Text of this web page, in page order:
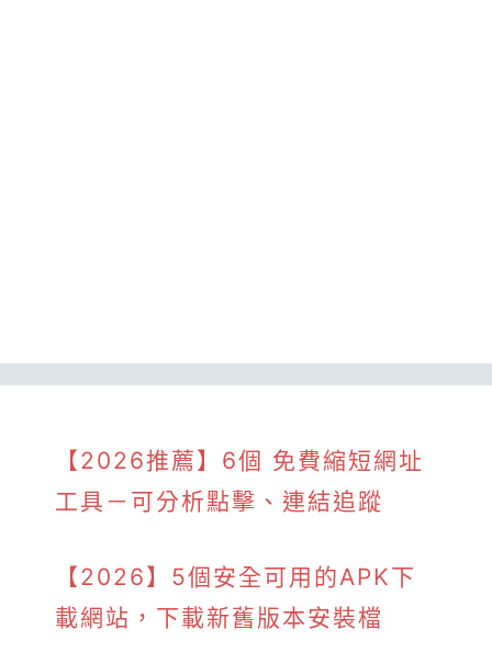
【2026推薦】6個 免費縮短網址
工具－可分析點擊、連結追蹤
【2026】5個安全可用的APK下
載網站，下載新舊版本安裝檔